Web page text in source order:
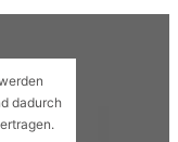
dadurch